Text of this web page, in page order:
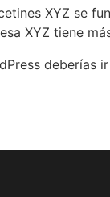
XYZ se
XYZ tiene
deberías